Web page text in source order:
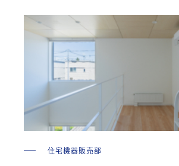
住宅機器販売部